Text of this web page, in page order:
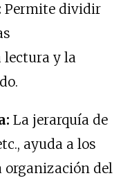
Permite dividir
lectura y la
La jerarquía de
ayuda a los
organización del